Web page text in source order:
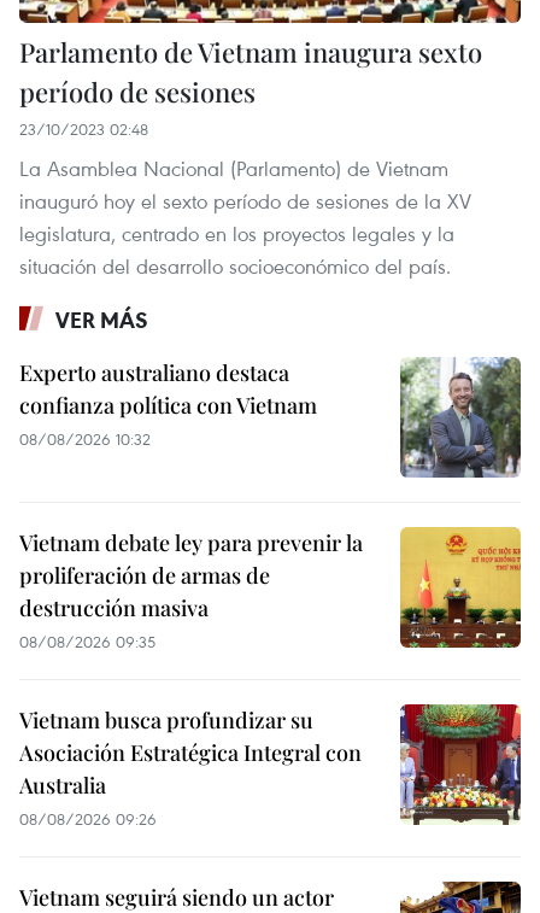
Parlamento de Vietnam inaugura sexto
período de sesiones
23/10/2023 02:48
La Asamblea Nacional (Parlamento) de Vietnam
inauguró hoy el sexto período de sesiones de la XV
legislatura, centrado en los proyectos legales y la
situación del desarrollo socioeconómico del país.
VER MÁS
Experto australiano destaca
confianza política con Vietnam
08/08/2026 10:32
Vietnam debate ley para prevenir la
proliferación de armas de
destrucción masiva
08/08/2026 09:35
Vietnam busca profundizar su
Asociación Estratégica Integral con
Australia
08/08/2026 09:26
Vietnam seguirá siendo un actor